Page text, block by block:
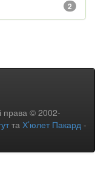
2
права © 2002-
та Х’юлет Пакард -